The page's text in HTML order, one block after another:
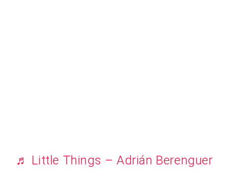
♬ Little Things – Adrián Berenguer